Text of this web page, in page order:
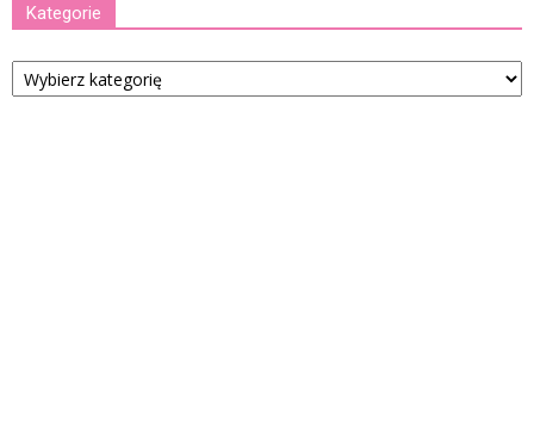
Kategorie
Kategorie